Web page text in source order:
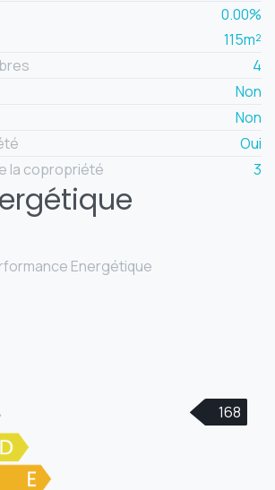
0.00%
115m²
4
Non
Non
Oui
la copropriété
3
Energétique
168